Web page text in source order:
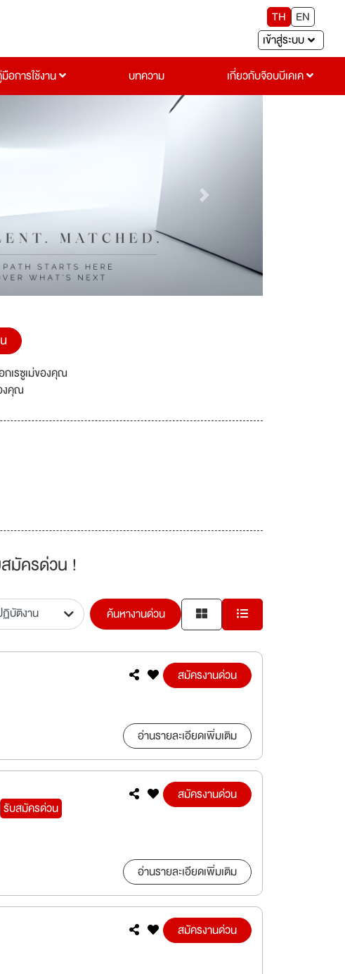
TH
EN
เข้าสู่ระบบ
อการใช้งาน บทความ เกี่ยวกับจ๊อบบีเคเค
Next
เรซูเม่ของคุณ
งคุณ
สมัครด่วน !
ค้นหางานด่วน
สมัครงานด่วน
อ่านรายละเอียดเพิ่มเติม
รับสมัครด่วน
สมัครงานด่วน
อ่านรายละเอียดเพิ่มเติม
สมัครงานด่วน